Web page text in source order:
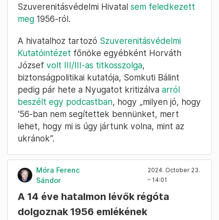
Szuverenitásvédelmi Hivatal sem feledkezett
meg 1956-ról.
A hivatalhoz tartozó Szuverenitásvédelmi
Kutatóintézet főnöke egyébként Horváth
József volt III/III-as titkosszolga,
biztonságpolitikai kutatója, Somkuti Bálint
pedig pár hete a Nyugatot kritizálva arról
beszélt egy podcastban, hogy „milyen jó, hogy
'56-ban nem segítettek bennünket, mert
lehet, hogy mi is úgy jártunk volna, mint az
ukránok”.
Móra Ferenc
Sándor
2024. October 23.
– 14:01
A 14 éve hatalmon lévők régóta
dolgoznak 1956 emlékének